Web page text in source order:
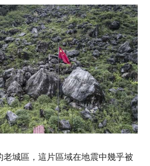
城區，這片區域在地震中幾乎被